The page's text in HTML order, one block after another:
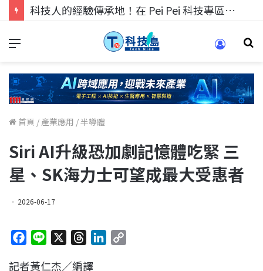
科技人找工作，就到TECH+ 科技專區!
首頁 / 產業應用 /半導體
Siri AI升級恐加劇記憶體吃緊 三
星、SK海力士可望成最大受惠者
2026-06-17
c
n
r
記者黃仁杰／編譯